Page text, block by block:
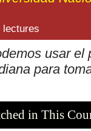
lectures
usar el
para
in This